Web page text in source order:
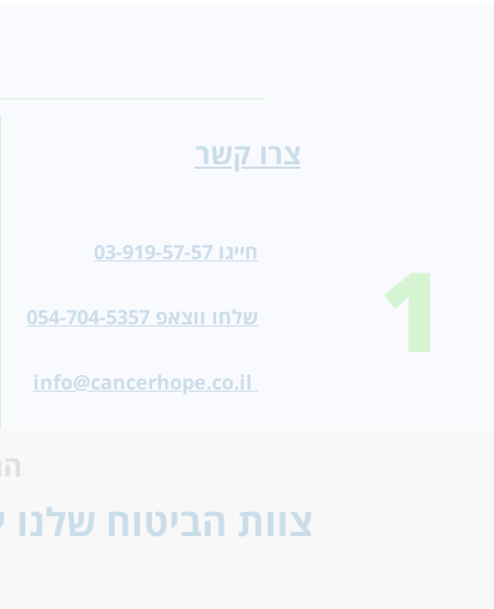
ממליצה עליהם בחום !
צרו קשר
1 חייגו 03-919-57-57
שלחו ווצאפ 054-704-5357